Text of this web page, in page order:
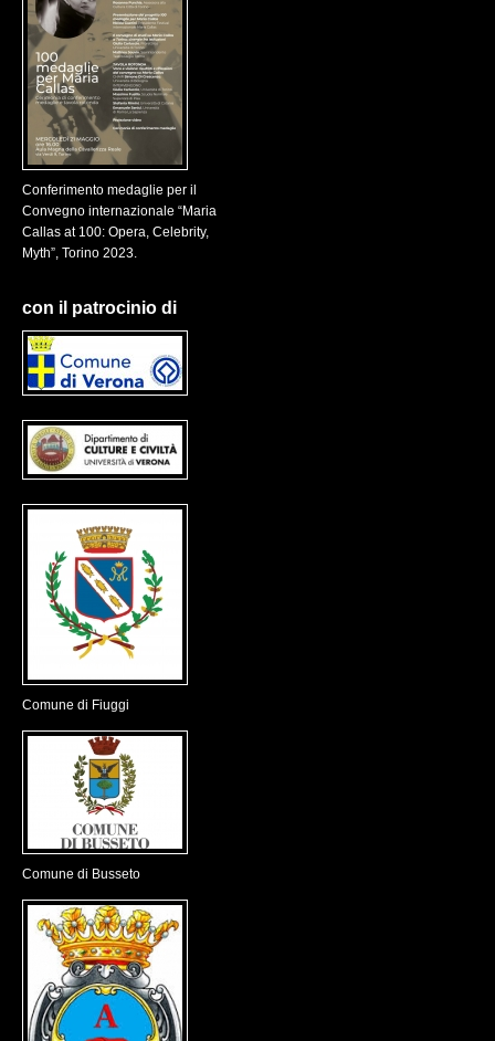
Conferimento medaglie per il
Convegno internazionale “Maria
Callas at 100: Opera, Celebrity,
Myth”, Torino 2023.
con il patrocinio di
Comune di Fiuggi
Comune di Busseto